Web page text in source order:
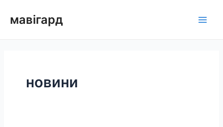
мавігард
новини